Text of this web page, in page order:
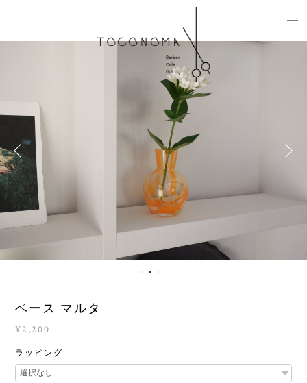
ベース マルタ
¥2,200
ラッピング